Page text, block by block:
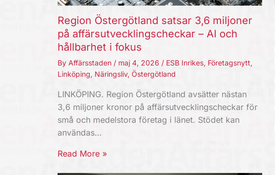
Region Östergötland satsar 3,6 miljoner
på affärsutvecklingscheckar – AI och
hållbarhet i fokus
By Affärsstaden / maj 4, 2026 / ESB Inrikes, Företagsnytt,
Linköping, Näringsliv, Östergötland
LINKÖPING. Region Östergötland avsätter nästan
3,6 miljoner kronor på affärsutvecklingscheckar för
små och medelstora företag i länet. Stödet kan
användas…
Read More »